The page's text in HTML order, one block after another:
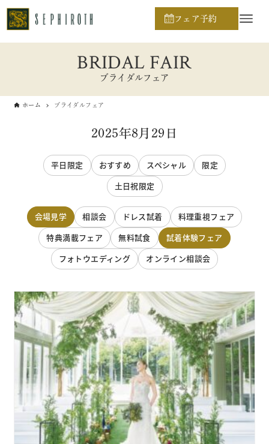
フェア予約
BRIDAL FAIR
ブライダルフェア
ホーム ブライダルフェア
2025年8月29日
平日限定 おすすめ スペシャル
限定
土日祝限定
会場見学 相談会 ドレス試着
料理重視フェア
特典満載フェア
無料試食
試着体験フェア
フォトウエディング
オンライン相談会